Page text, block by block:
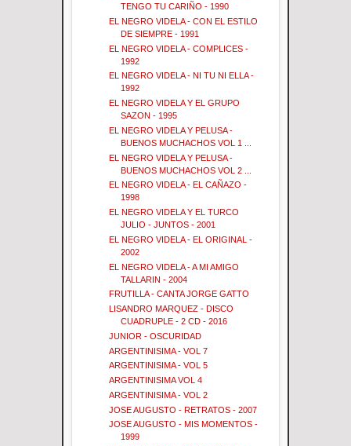
TENGO TU CARIÑO - 1990
EL NEGRO VIDELA - CON EL ESTILO
DE SIEMPRE - 1991
EL NEGRO VIDELA - COMPLICES -
1992
EL NEGRO VIDELA - NI TU NI ELLA -
1992
EL NEGRO VIDELA Y EL GRUPO
SAZON - 1995
EL NEGRO VIDELA Y PELUSA -
BUENOS MUCHACHOS VOL 1 ...
EL NEGRO VIDELA Y PELUSA -
BUENOS MUCHACHOS VOL 2 ...
EL NEGRO VIDELA - EL CAÑAZO -
1998
EL NEGRO VIDELA Y EL TURCO
JULIO - JUNTOS - 2001
EL NEGRO VIDELA - EL ORIGINAL -
2002
EL NEGRO VIDELA - A MI AMIGO
TALLARIN - 2004
FRUTILLA - CANTA JORGE GATTO
LISANDRO MARQUEZ - DISCO
CUADRUPLE - 2 CD - 2016
JUNIOR - OSCURIDAD
ARGENTINISIMA - VOL 7
ARGENTINISIMA - VOL 5
ARGENTINISIMA VOL 4
ARGENTINISIMA - VOL 2
JOSE AUGUSTO - RETRATOS - 2007
JOSE AUGUSTO - MIS MOMENTOS -
1999